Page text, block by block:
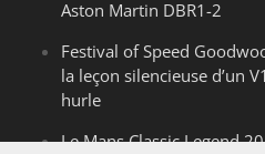
Aston Martin DBR1-2
Festival of Speed
la leçon silencieuse d’un
hurle
Le Mans Classic Legend